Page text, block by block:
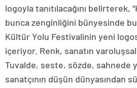
logoyla tanıtılacağını belirterek,
bunca zenginliğini bünyesinde
Kültür Yolu Festivalinin yeni
içeriyor. Renk, sanatın varoluşsal
Tuvalde, seste, sözde, sahnede
sanatçının düşün dünyasından